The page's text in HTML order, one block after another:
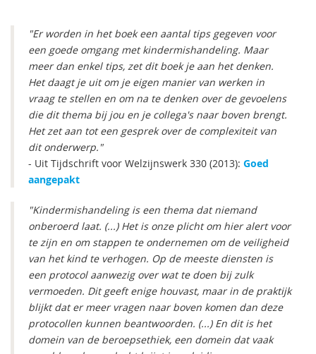
"Er worden in het boek een aantal tips gegeven voor
een goede omgang met kindermishandeling. Maar
meer dan enkel tips, zet dit boek je aan het denken.
Het daagt je uit om je eigen manier van werken in
vraag te stellen en om na te denken over de gevoelens
die dit thema bij jou en je collega's naar boven brengt.
Het zet aan tot een gesprek over de complexiteit van
dit onderwerp."
- Uit Tijdschrift voor Welzijnswerk 330 (2013): Goed
aangepakt
"Kindermishandeling is een thema dat niemand
onberoerd laat. (...) Het is onze plicht om hier alert voor
te zijn en om stappen te ondernemen om de veiligheid
van het kind te verhogen. Op de meeste diensten is
een protocol aanwezig over wat te doen bij zulk
vermoeden. Dit geeft enige houvast, maar in de praktijk
blijkt dat er meer vragen naar boven komen dan deze
protocollen kunnen beantwoorden. (...) En dit is het
domein van de beroepsethiek, een domein dat vaak